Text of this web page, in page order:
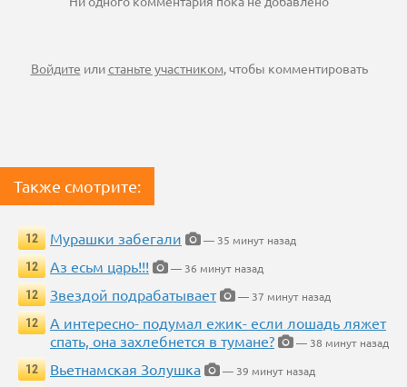
Войдите илистаньте участником, чтобы комментировать
Также смотрите:
12 Мурашки забегали
— 35 минут назад
12
Аз есьм царь!!!
— 36 минут назад
12
Звездой подрабатывает
— 37 минут назад
12
А интересно- подумал ежик- если лошадь ляжет
спать, она захлебнется в тумане?
— 38 минут назад
12
Вьетнамская Золушка
— 39 минут назад